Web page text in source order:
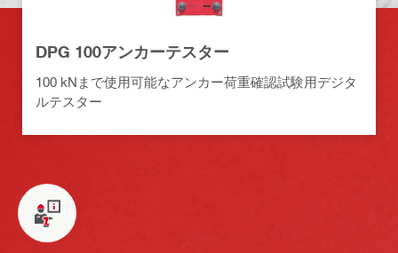
DPG 100アンカーテスター
100 kNまで使用可能なアンカー荷重確認試験用デジタ
ルテスター